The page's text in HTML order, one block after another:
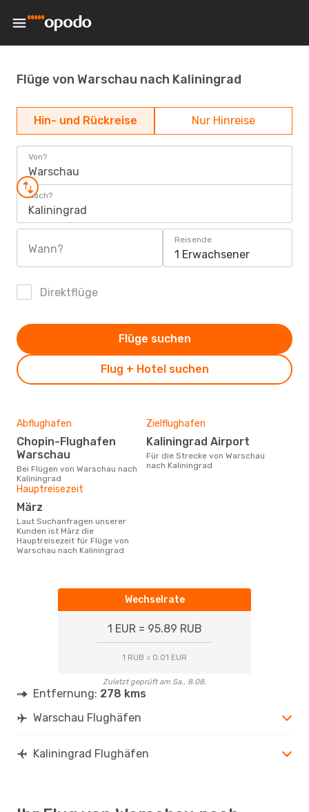
Flüge von Warschau nach Kaliningrad
Hin- und Rückreise Nur Hinreise
Von?
Warschau
Nach?
Kaliningrad
Wann?
Reisende
1 Erwachsener
Direktflüge
Flug + Hotel suchen
Flüge suchen
Abflughafen
Chopin-Flughafen
Warschau
Bei Flügen von Warschau nach
Kaliningrad
Zielflughafen
Kaliningrad Airport
Für die Strecke von Warschau
nach Kaliningrad
Hauptreisezeit
März
Laut Suchanfragen unserer
Kunden ist März die
Hauptreisezeit für Flüge von
Warschau nach Kaliningrad
Wechselrate
1 EUR = 95.89 RUB
1 RUB = 0.01 EUR
Zuletzt geprüft am Sa., 8.08.
Entfernung: 278 kms
Warschau Flughäfen
Kaliningrad Flughäfen